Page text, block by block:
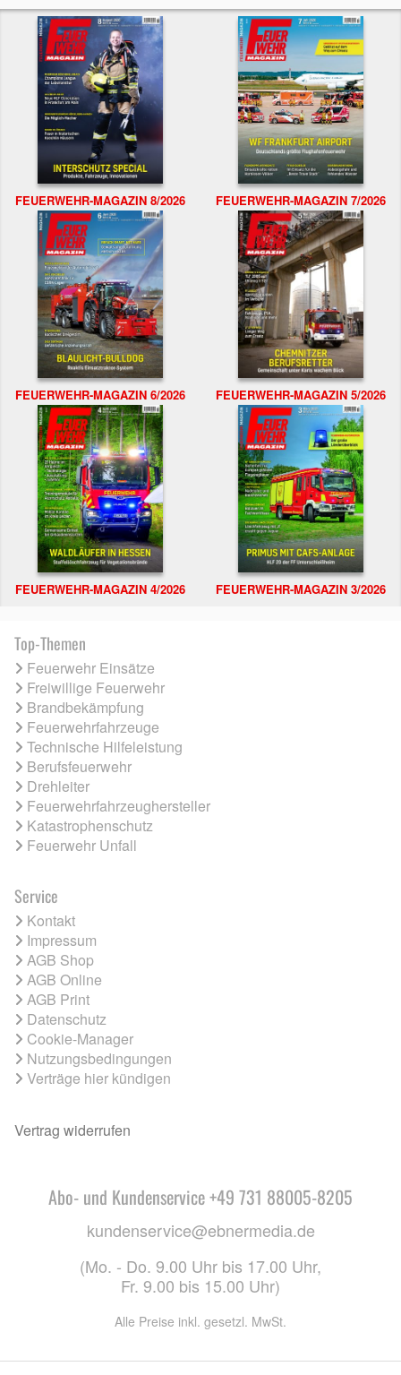
FEUERWEHR-MAGAZIN 8/2026 FEUERWEHR-MAGAZIN 7/2026
FEUERWEHR-MAGAZIN 6/2026 FEUERWEHR-MAGAZIN 5/2026
FEUERWEHR-MAGAZIN 4/2026 FEUERWEHR-MAGAZIN 3/2026
Top-Themen
Feuerwehr Einsätze
Freiwillige Feuerwehr
Brandbekämpfung
Feuerwehrfahrzeuge
Technische Hilfeleistung
Berufsfeuerwehr
Drehleiter
Feuerwehrfahrzeughersteller
Katastrophenschutz
Feuerwehr Unfall
Service
Kontakt
Impressum
AGB Shop
AGB Online
AGB Print
Datenschutz
Cookie-Manager
Nutzungsbedingungen
Verträge hier kündigen
Vertrag widerrufen
Abo- und Kundenservice +49 731 88005-8205
kundenservice@ebnermedia.de
(Mo. - Do. 9.00 Uhr bis 17.00 Uhr,
Fr. 9.00 bis 15.00 Uhr)
Alle Preise inkl. gesetzl. MwSt.